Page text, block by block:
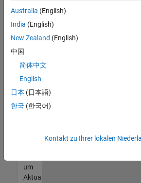
keine
offenen
Stellen
können,
die
Ihren
entsprechen,
werden
unseres
um
Aktualisierungen
Australia (English)
India (English)
New Zealand (English)
中国
简体中文
English
日本 (日本語)
한국 (한국어)
Kontakt zu Ihrer lokalen